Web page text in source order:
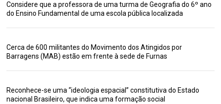
Considere que a professora de uma turma de Geografia do 6º ano
do Ensino Fundamental de uma escola pública localizada
Cerca de 600 militantes do Movimento dos Atingidos por
Barragens (MAB) estão em frente à sede de Furnas
Reconhece-se uma “ideologia espacial” constitutiva do Estado
nacional Brasileiro, que indica uma formação social